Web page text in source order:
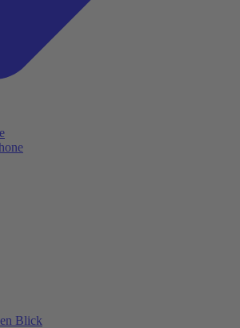
Blick